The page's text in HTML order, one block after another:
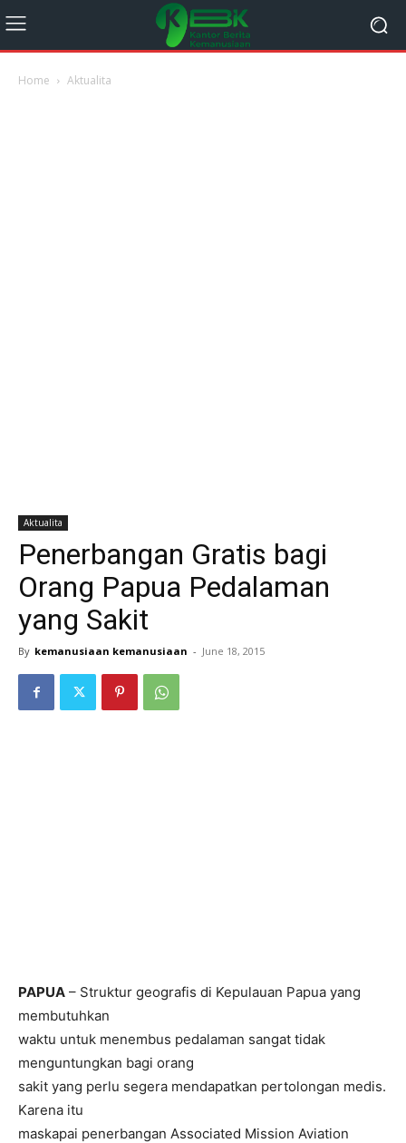
Home Aktualita
Aktualita
Penerbangan Gratis bagi
Orang Papua Pedalaman
yang Sakit
By kemanusiaan kemanusiaan - June 18, 2015
PAPUA – Struktur geografis di Kepulauan Papua yang
membutuhkan
waktu untuk menembus pedalaman sangat tidak
menguntungkan bagi orang
sakit yang perlu segera mendapatkan pertolongan medis.
Karena itu
maskapai penerbangan Associated Mission Aviation